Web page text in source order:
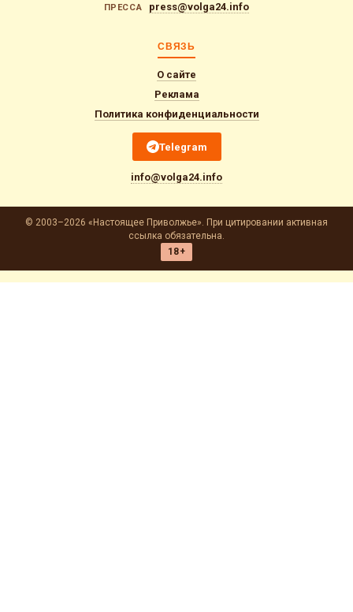
ПРЕССА press@volga24.info
СВЯЗЬ
О сайте
Реклама
Политика конфиденциальности
Telegram
info@volga24.info
© 2003–2026 «Настоящее Приволжье». При цитировании активная
ссылка обязательна.
18+